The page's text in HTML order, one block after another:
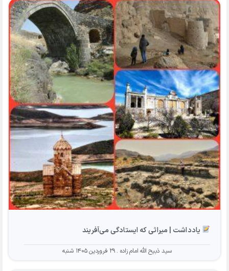
یادداشت | میراثی که ایستادگی می‌آفریند
سید ذبیح الله امام زاده ۲۹ فروردین ۱۴۰۵ شنبه